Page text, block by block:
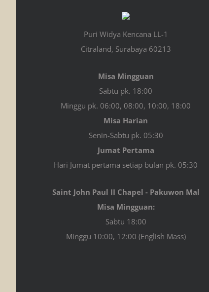
Puri Widya Kencana LL-1
Citraland, Surabaya 60213
Misa Mingguan
Sabtu pk. 18:00
Minggu pk. 06:00, 08:00, 10:00, 18:00
Misa Harian
Senin-Sabtu pk. 05:30
Jumat Pertama
Hari Jumat pertama setiap bulan pk. 05:30
Saint John Paul II Chapel - Pakuwon Mal
Misa Mingguan:
Sabtu 18:00
Minggu 10:00, 12:00 (English Mass)